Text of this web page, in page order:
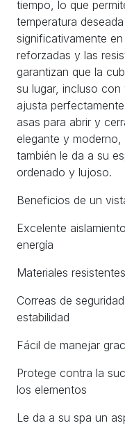
tiempo, lo que
temperatura
significativamente
reforzadas y las
garantizan que la
su lugar, incluso
ajusta
asas para abrir y
elegante y
también le da a su
ordenado y lujoso.
Beneficios de un
Excelente
energía
Materiales
Correas de
estabilidad
Fácil de manejar
Protege contra la
los elementos
Le da a su spa un